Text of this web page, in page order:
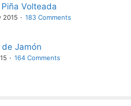
Volteada
2015 183 Comments
Jamón
164 Comments